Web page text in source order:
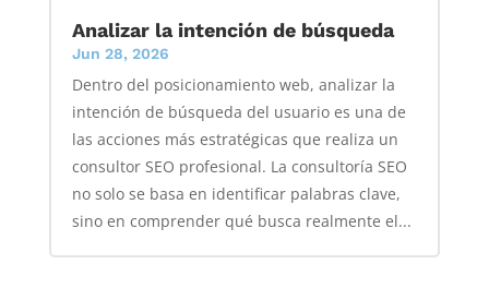
Analizar la intención de búsqueda
Jun 28, 2026
Dentro del posicionamiento web, analizar la
intención de búsqueda del usuario es una de
las acciones más estratégicas que realiza un
consultor SEO profesional. La consultoría SEO
no solo se basa en identificar palabras clave,
sino en comprender qué busca realmente el...